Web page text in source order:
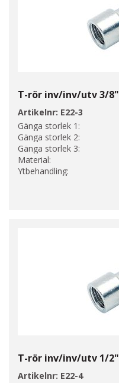
T-rör inv/inv/utv 3/8"
Artikelnr: E22-3
Gänga storlek 1:
Gänga storlek 2:
Gänga storlek 3:
Material:
Ytbehandling:
T-rör inv/inv/utv 1/2"
Artikelnr: E22-4